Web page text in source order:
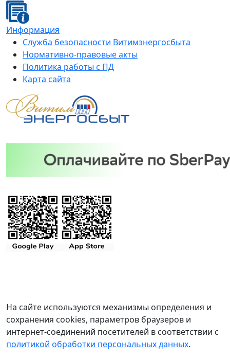
Информация
Служба безопасности Витимэнергосбыта
Нормативно-правовые акты
Политика работы с ПД
Карта сайта
На сайте используются механизмы определения и
сохранения cookies, параметров браузеров и
интернет-соединений посетителей в соответствии с
политикой обработки персональных данных.